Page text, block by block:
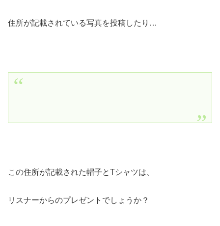
住所が記載されている写真を投稿したり…
この住所が記載された帽子とTシャツは、
リスナーからのプレゼントでしょうか？